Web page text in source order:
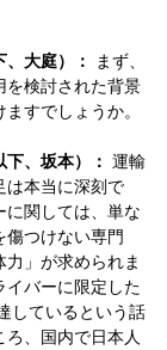
大庭）：
まず、
を検討された背景
すでしょうか。
、坂本）： 運輸
は本当に深刻で
に関しては、単な
傷つけない専門
」が求められま
イバーに限定した
しているという話
ろ、国内で日本人